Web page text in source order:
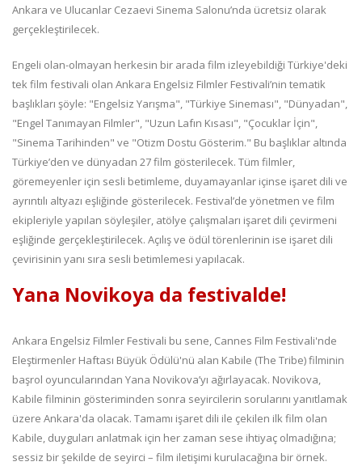
Ankara ve Ulucanlar Cezaevi Sinema Salonu’nda ücretsiz olarak
gerçekleştirilecek.
Engeli olan-olmayan herkesin bir arada film izleyebildiği Türkiye'deki
tek film festivali olan Ankara Engelsiz Filmler Festivali’nin tematik
başlıkları şöyle: "Engelsiz Yarışma", "Türkiye Sineması", "Dünyadan",
"Engel Tanımayan Filmler", "Uzun Lafın Kısası", "Çocuklar İçin",
"Sinema Tarihinden" ve "Otizm Dostu Gösterim." Bu başlıklar altında
Türkiye’den ve dünyadan 27 film gösterilecek. Tüm filmler,
göremeyenler için sesli betimleme, duyamayanlar içinse işaret dili ve
ayrıntılı altyazı eşliğinde gösterilecek. Festival’de yönetmen ve film
ekipleriyle yapılan söyleşiler, atölye çalışmaları işaret dili çevirmeni
eşliğinde gerçekleştirilecek. Açılış ve ödül törenlerinin ise işaret dili
çevirisinin yanı sıra sesli betimlemesi yapılacak.
Yana Novikoya da festivalde!
Ankara Engelsiz Filmler Festivali bu sene, Cannes Film Festivali'nde
Eleştirmenler Haftası Büyük Ödülü'nü alan Kabile (The Tribe) filminin
başrol oyuncularından Yana Novikova’yı ağırlayacak. Novikova,
Kabile filminin gösteriminden sonra seyircilerin sorularını yanıtlamak
üzere Ankara'da olacak. Tamamı işaret dili ile çekilen ilk film olan
Kabile, duyguları anlatmak için her zaman sese ihtiyaç olmadığına;
sessiz bir şekilde de seyirci – film iletişimi kurulacağına bir örnek.